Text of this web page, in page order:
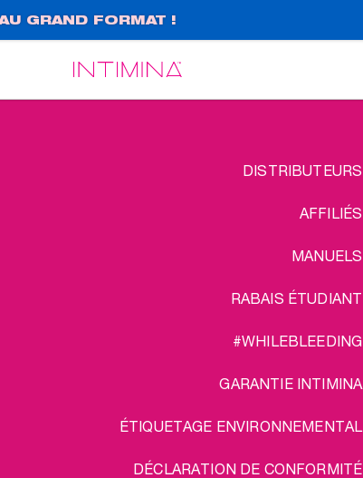
GRAND FORMAT !
DISTRIBUTEURS
AFFILIÉS
MANUELS
RABAIS ÉTUDIANT
#WHILEBLEEDING
GARANTIE INTIMINA
ÉTIQUETAGE ENVIRONNEMENTAL
DÉCLARATION DE CONFORMITÉ
LEGAL